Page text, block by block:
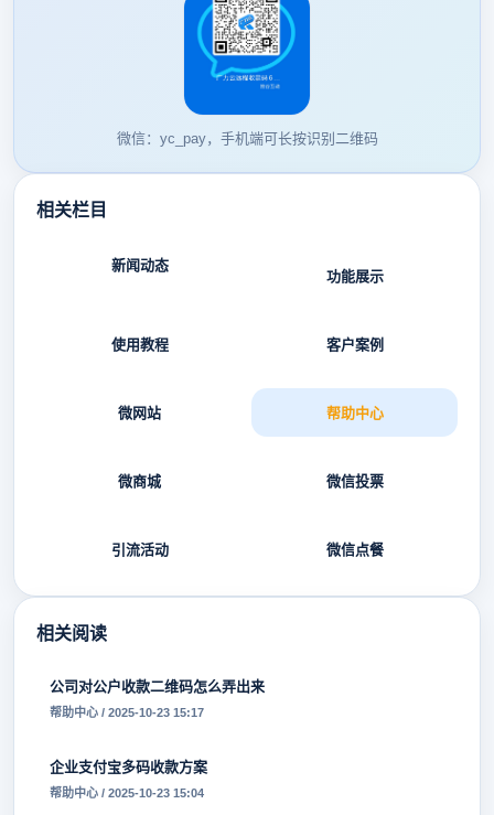
微信：yc_pay，手机端可长按识别二维码
相关栏目
新闻动态
功能展示
使用教程 客户案例
微网站 帮助中心
微商城 微信投票
引流活动 微信点餐
相关阅读
公司对公户收款二维码怎么弄出来
帮助中心 / 2025-10-23 15:17
企业支付宝多码收款方案
帮助中心 / 2025-10-23 15:04